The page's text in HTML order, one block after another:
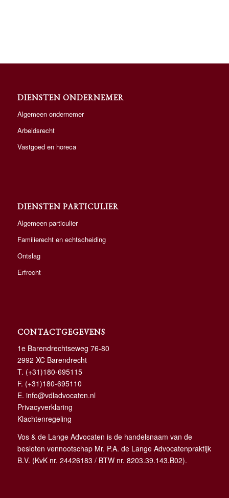
DIENSTEN ONDERNEMER
Algemeen ondernemer
Arbeidsrecht
Vastgoed en horeca
DIENSTEN PARTICULIER
Algemeen particulier
Familierecht en echtscheiding
Ontslag
Erfrecht
CONTACTGEGEVENS
1e Barendrechtseweg 76-80
2992 XC Barendrecht
T. (+31)180-695115
F. (+31)180-695110
E. info@vdladvocaten.nl
Privacyverklaring
Klachtenregeling
Vos & de Lange Advocaten is de handelsnaam van de
besloten vennootschap Mr. P.A. de Lange Advocatenpraktijk
B.V. (KvK nr. 24426183 / BTW nr. 8203.39.143.B02).